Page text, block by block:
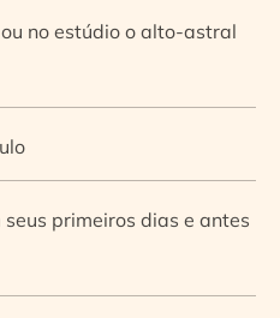
no estúdio o alto-astral
primeiros dias e antes